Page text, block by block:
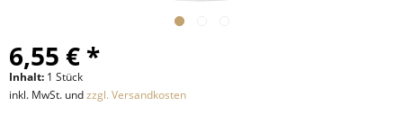
6,55 € *
Inhalt: 1 Stück
inkl. MwSt. undzzgl. Versandkosten